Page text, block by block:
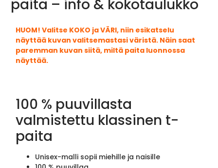
paita – info & kokotaulukko
HUOM! Valitse KOKO ja VÄRI, niin esikatselu
näyttää kuvan valitsemastasi väristä. Näin saat
paremman kuvan siitä, miltä paita luonnossa
näyttää.
100 % puuvillasta
valmistettu klassinen t-
paita
Unisex-malli sopii miehille ja naisille